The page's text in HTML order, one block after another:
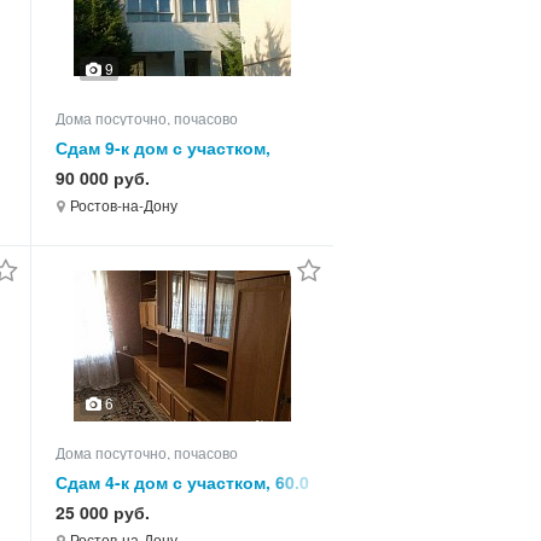
9
Дома посуточно, почасово
Сдам 9-к дом с участком,
220.0 кв.м, этажей 2
90 000 руб.
Ростов-на-Дону
6
Дома посуточно, почасово
Сдам 4-к дом с участком, 60.0
кв.м, этажей 1
25 000 руб.